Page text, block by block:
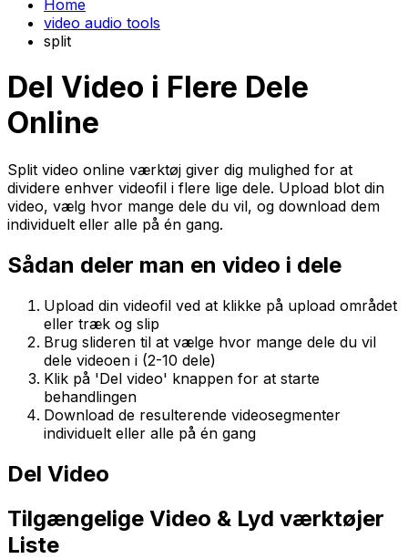
Home
video audio tools
split
Del Video i Flere Dele
Online
Split video online værktøj giver dig mulighed for at
dividere enhver videofil i flere lige dele. Upload blot din
video, vælg hvor mange dele du vil, og download dem
individuelt eller alle på én gang.
Sådan deler man en video i dele
Upload din videofil ved at klikke på upload området
eller træk og slip
Brug slideren til at vælge hvor mange dele du vil
dele videoen i (2-10 dele)
Klik på 'Del video' knappen for at starte
behandlingen
Download de resulterende videosegmenter
individuelt eller alle på én gang
Del Video
Tilgængelige Video & Lyd værktøjer
Liste